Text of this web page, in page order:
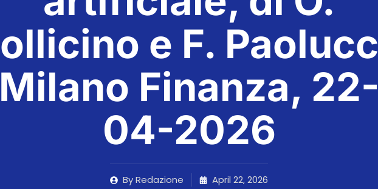
e F.
Milano Finanza,
04-2026
ByRedazione April 22, 2026